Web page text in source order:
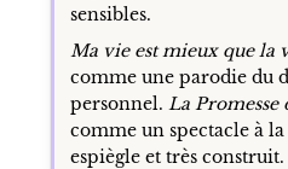
sensibles.
Ma vie est mieux que la
comme une parodie du
personnel. La Promesse
comme un spectacle à
espiègle et très construit.